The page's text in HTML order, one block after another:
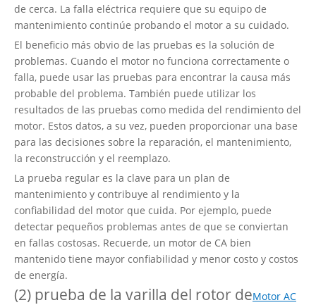
de cerca. La falla eléctrica requiere que su equipo de
mantenimiento continúe probando el motor a su cuidado.
El beneficio más obvio de las pruebas es la solución de
problemas. Cuando el motor no funciona correctamente o
falla, puede usar las pruebas para encontrar la causa más
probable del problema. También puede utilizar los
resultados de las pruebas como medida del rendimiento del
motor. Estos datos, a su vez, pueden proporcionar una base
para las decisiones sobre la reparación, el mantenimiento,
la reconstrucción y el reemplazo.
La prueba regular es la clave para un plan de
mantenimiento y contribuye al rendimiento y la
confiabilidad del motor que cuida. Por ejemplo, puede
detectar pequeños problemas antes de que se conviertan
en fallas costosas. Recuerde, un motor de CA bien
mantenido tiene mayor confiabilidad y menor costo y costos
de energía.
(2) prueba de la varilla del rotor deMotor AC